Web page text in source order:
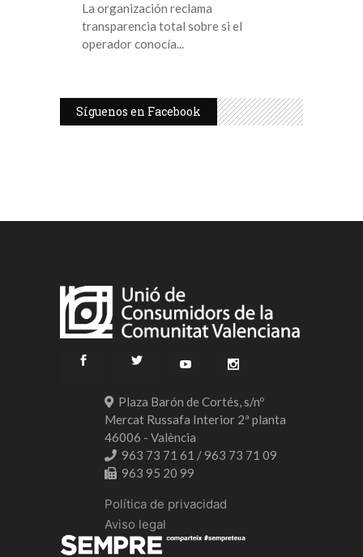
La organización reclama
transparencia total sobre si el
operador conocía
Síguenos en Facebook
Plaza Barón de Cortés, s/nº
Mercat Russafa Interior 2ª planta
46006 - València
963 73 71 61 / 963 73 71 09
963 95 20 99
Política de privacidad
Aviso legal